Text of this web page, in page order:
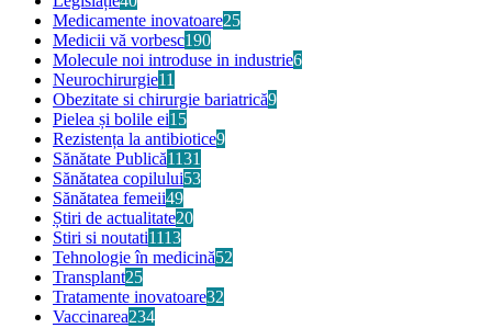
Medicamente inovatoare25
Medicii vă vorbesc190
Molecule noi introduse in industrie6
Neurochirurgie11
Obezitate si chirurgie bariatrică9
Pielea și bolile ei15
Rezistența la antibiotice9
Sănătate Publică1131
Sănătatea copilului53
Sănătatea femeii49
Știri de actualitate20
Stiri si noutati1113
Tehnologie în medicină52
Transplant25
Tratamente inovatoare32
Vaccinarea234